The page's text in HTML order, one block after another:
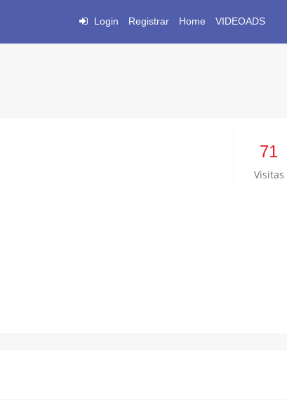
Login Registrar Home VIDEOADS
71
Visitas